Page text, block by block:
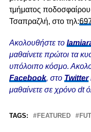
τμήματος
Τσαπραζλή, στο τηλ:
Ακολουθήστε το
μαθαίνετε πρώτοι τα
υπόλοιπο κόσμο.
Facebook, στο Twitter
μαθαίνετε σε χρόνο dt
TAGS: FEATURED